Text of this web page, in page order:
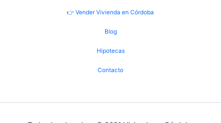
👉 Vender Vivienda en Córdoba
Blog
Hipotecas
Contacto